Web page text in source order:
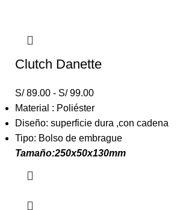
Clutch Danette
S/89.00 - S/99.00
Material : Poliéster
Diseño: superficie dura ,con cadena
Tipo: Bolso de embrague
Tamaño:250x50x130mm